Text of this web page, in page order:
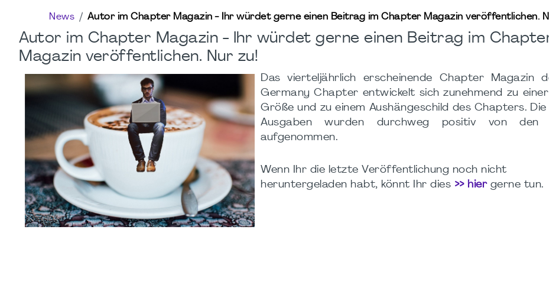
News Autor im Chapter Magazin - Ihr würdet gerne einen Beitrag im Chapter Magazin veröffentlichen.
Autor im Chapter Magazin - Ihr würdet gerne einen Beitrag im
Magazin veröffentlichen. Nur zu!
Das vierteljährlich erscheinende Chapter Magazin
Germany Chapter entwickelt sich zunehmend zu
Größe und zu einem Aushängeschild des Chapters.
Ausgaben wurden durchweg positiv von den
aufgenommen.
Wenn Ihr die letzte Veröffentlichung noch nicht
heruntergeladen habt, könnt Ihr dies >> hiergerne tun.